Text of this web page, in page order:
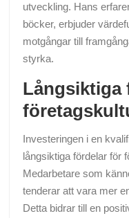
utveckling. Hans
böcker, erbjuder
motgångar till
styrka.
Långsiktiga
Investeringen i en
långsiktiga fördelar för
Medarbetare som
tenderar att vara mer
Detta bidrar till en